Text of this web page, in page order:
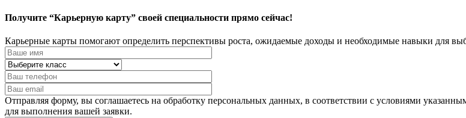
Получите “Карьерную карту” своей специальности прямо сейчас!
Карьерные карты помогают определить перспективы роста, ожидаемые доходы и необходимые навыки для
Отправляя форму, вы соглашаетесь на обработку персональных данных, в соответствии с условиями
для выполнения вашей заявки.